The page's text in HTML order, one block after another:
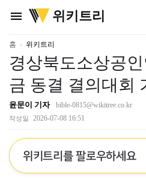
menu
위
키
리
위키트리
홈 위키트리
경상북도소상공
금 동결 결의대회
윤문이 기자 bible-0815@wikitree.co.kr
작성일 2026-07-08 16:51
위키트리를 팔로우하세요